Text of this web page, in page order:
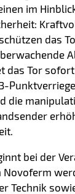
im
das
das Tor
die
bei der
Novoferm
Technik